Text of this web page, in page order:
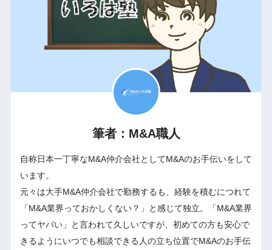
筆者：M&A職人
自称日本一丁寧なM&A仲介会社としてM&Aのお手伝いをして
います。
元々は大手M&A仲介会社で勤務するも、経験を積むにつれて
「M&A業界っておかしくない？」と感じて独立。「M&A業界
ってヤバい」と言われて久しいですが、初めての方も安心で
きるようにいつでも相談できる人の立ち位置でM&Aのお手伝